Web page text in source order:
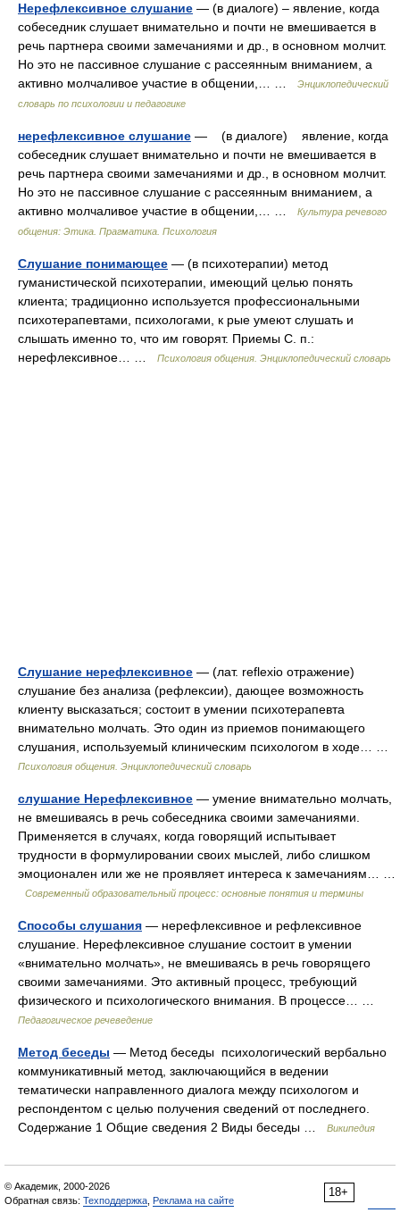
Нерефлексивное слушание — (в диалоге) – явление, когда
собеседник слушает внимательно и почти не вмешивается в
речь партнера своими замечаниями и др., в основном молчит.
Но это не пассивное слушание с рассеянным вниманием, а
активно молчаливое участие в общении,… …
Энциклопедический
словарь по психологии и педагогике
нерефлексивное слушание — (в диалоге) явление, когда
собеседник слушает внимательно и почти не вмешивается в
речь партнера своими замечаниями и др., в основном молчит.
Но это не пассивное слушание с рассеянным вниманием, а
активно молчаливое участие в общении,… …
Культура речевого
общения: Этика. Прагматика. Психология
Слушание понимающее — (в психотерапии) метод
гуманистической психотерапии, имеющий целью понять
клиента; традиционно используется профессиональными
психотерапевтами, психологами, к рые умеют слушать и
слышать именно то, что им говорят. Приемы С. п.:
нерефлексивное… …
Психология общения. Энциклопедический словарь
Слушание нерефлексивное — (лат. reflexio отражение)
слушание без анализа (рефлексии), дающее возможность
клиенту высказаться; состоит в умении психотерапевта
внимательно молчать. Это один из приемов понимающего
слушания, используемый клиническим психологом в ходе… …
Психология общения. Энциклопедический словарь
слушание Нерефлексивное — умение внимательно молчать,
не вме­шиваясь в речь собеседника своими замечаниями.
Применяется в случаях, когда говорящий испытывает
трудности в формулировании своих мыслей, либо слишком
эмоционален или же не проявляет интереса к замечаниям… …
Современный образовательный процесс: основные понятия и термины
Способы слушания — нерефлексивное и рефлексивное
слушание. Нерефлексивное слушание состоит в умении
«внимательно молчать», не вмешиваясь в речь говорящего
своими замечаниями. Это активный процесс, требующий
физического и психологического внимания. В процессе… …
Педагогическое речеведение
Метод беседы — Метод беседы психологический вербально
коммуникативный метод, заключающийся в ведении
тематически направленного диалога между психологом и
респондентом с целью получения сведений от последнего.
Содержание 1 Общие сведения 2 Виды беседы …
Википедия
18+
© Академик, 2000-2026
Обратная связь: Техподдержка Реклама на сайте